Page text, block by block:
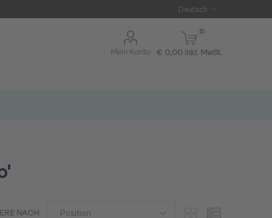
Mein Konto
0
€ 0,00 inkl. MwSt.
NACH